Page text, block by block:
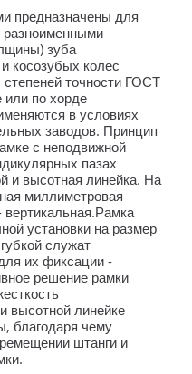
предназначены для
разноименными
зуба
косозубых колес
точности ГОСТ
или по хорде
в условиях
заводов. Принцип
с неподвижной
пазах
и высотная линейка. На
миллиметровая
установки на размер
служат
их фиксации -
решение рамки
высотной линейке
благодаря чему
штанги и